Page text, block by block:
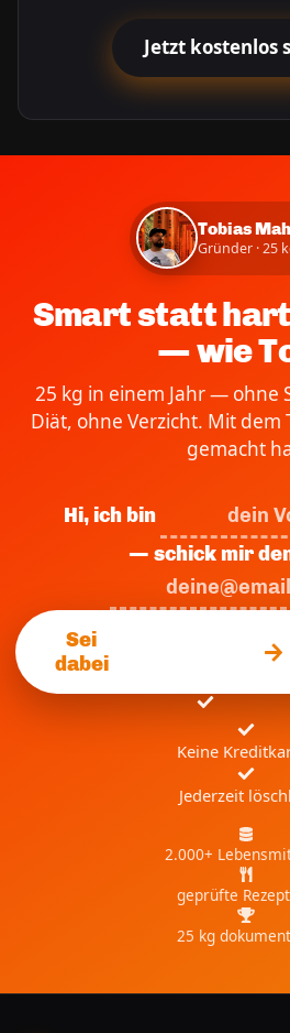
Jetzt kostenlos
Tobias
Gründer · 25
Smart statt
— wie
25 kg in einem Jahr — ohne
Diät, ohne Verzicht. Mit dem
gemacht
Hi, ich bin
— schick mir
Sei
dabei
Keine
Jederzeit
2.000+
geprüfte
25 kg